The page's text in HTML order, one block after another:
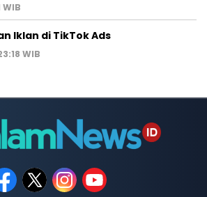
WIB
Iklan di TikTok Ads
WIB